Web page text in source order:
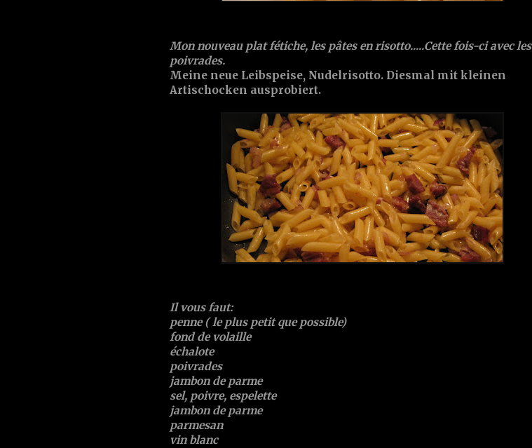
Mon nouveau plat fétiche, les pâtes en risotto.....Cette fois-ci avec les
poivrades.
Meine neue Leibspeise, Nudelrisotto. Diesmal mit kleinen
Artischocken ausprobiert.
Il vous faut:
penne ( le plus petit que possible)
fond de volaille
échalote
poivrades
jambon de parme
sel, poivre, espelette
jambon de parme
parmesan
vin blanc